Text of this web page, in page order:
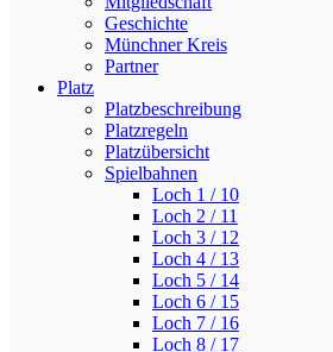
Geschichte
Münchner Kreis
Partner
Platz
Platzbeschreibung
Platzregeln
Platzübersicht
Spielbahnen
Loch 1 / 10
Loch 2 / 11
Loch 3 / 12
Loch 4 / 13
Loch 5 / 14
Loch 6 / 15
Loch 7 / 16
Loch 8 / 17